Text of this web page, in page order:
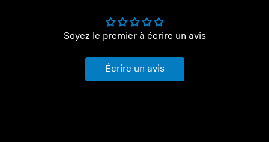
Soyez le premier à écrire un avis
Écrire un avis
Connexion requise
des produits à votre liste de souhaits et afficher
vos articles précédemment enregistrés.